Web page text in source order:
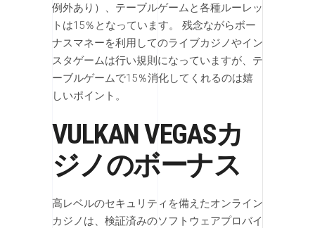
例外あり）、テーブルゲームと各種ルーレッ
トは15％となっています。 残念ながらボー
ナスマネーを利用してのライブカジノやイン
スタゲームは行い規則になっていますが、テ
ーブルゲームで15％消化してくれるのは嬉
しいポイント。
VULKAN VEGASカ
ジノのボーナス
高レベルのセキュリティを備えたオンライン
カジノは、検証済みのソフトウェアプロバイ